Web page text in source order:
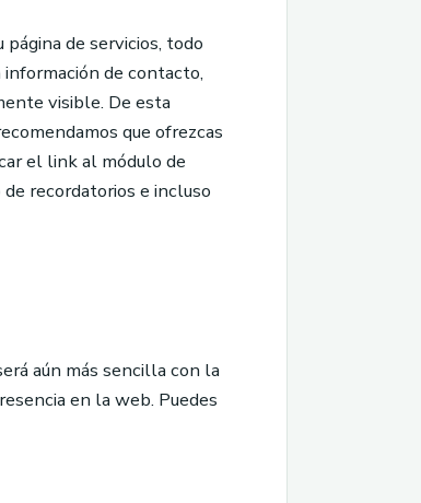
de servicios, todo
de contacto,
visible. De esta
que ofrezcas
el link al módulo de
recordatorios e incluso
aún más sencilla con la
en la web. Puedes